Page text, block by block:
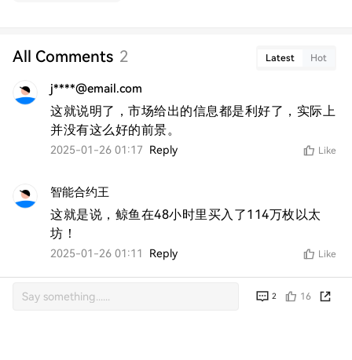
All Comments 2 Latest Hot
j****@email.com
这就说明了，市场给出的信息都是利好了，实际上
并没有这么好的前景。
2025-01-26 01:17 Reply Like
智能合约王
这就是说，鲸鱼在48小时里买入了114万枚以太
坊！
2025-01-26 01:11 Reply Like
2 16